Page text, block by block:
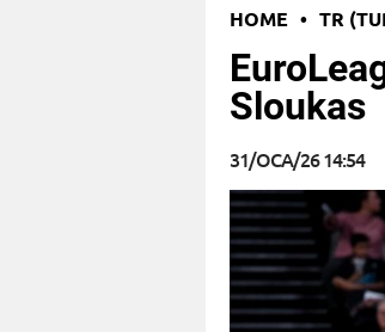
HOME • TR
Sloukas
31/OCA/26 14:54